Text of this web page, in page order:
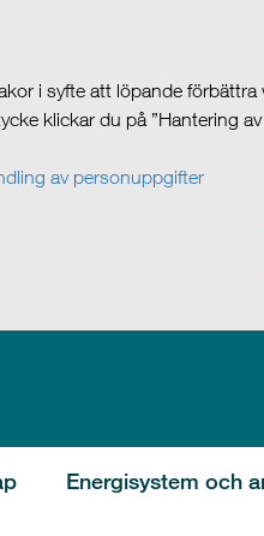
i syfte att löpande
klickar du på ”Hantering
av personuppgifter
Energisystem och